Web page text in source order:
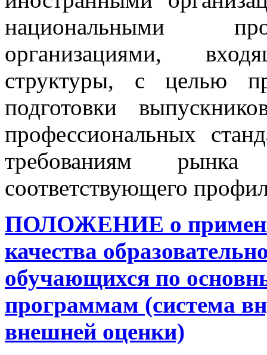
национальными
организациями,
структуры, с целью
подготовки
профессиональных
требованиям
соответствующего
ПОЛОЖЕНИЕ о
качества
обучающихся по
программам (система
внешней оценки)